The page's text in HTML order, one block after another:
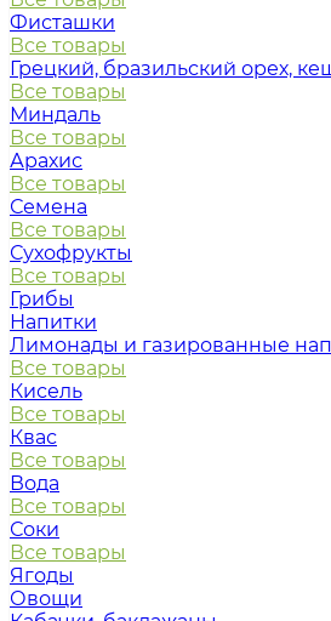
Фисташки
Все товары
Грецкий, бразильский орех,
Все товары
Миндаль
Все товары
Арахис
Все товары
Семена
Все товары
Сухофрукты
Все товары
Грибы
Напитки
Лимонады и газированные
Все товары
Кисель
Все товары
Квас
Все товары
Вода
Все товары
Соки
Все товары
Ягоды
Овощи